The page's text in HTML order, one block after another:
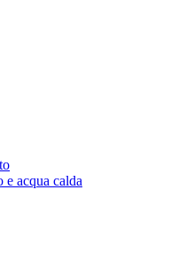
e acqua calda